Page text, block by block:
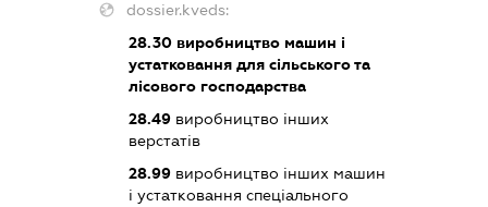
dossier.kveds:
28.30 виробництво машин і
устатковання для сільського та
лісового господарства
28.49 виробництво інших
верстатів
28.99 виробництво інших машин
і устатковання спеціального